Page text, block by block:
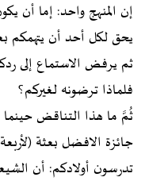
إن المنهج واحد: إما أن
يحق لكل أحد أن يتهمكم
ثم يرفض الاستماع إلى
فلماذا ترضونه لغيركم؟
ثُمَّ ما هذا التناقض حينما
جائزة الافضل بعثة
تدرسون أولادكم: أن